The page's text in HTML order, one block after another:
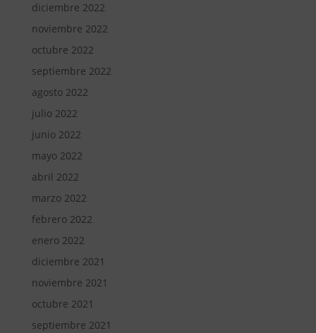
diciembre 2022
noviembre 2022
octubre 2022
septiembre 2022
agosto 2022
julio 2022
junio 2022
mayo 2022
abril 2022
marzo 2022
febrero 2022
enero 2022
diciembre 2021
noviembre 2021
octubre 2021
septiembre 2021